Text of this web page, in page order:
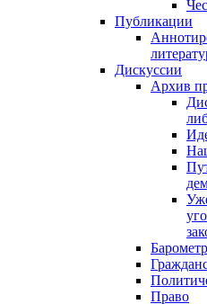
Публикации
Дискуссии
Архив
Право